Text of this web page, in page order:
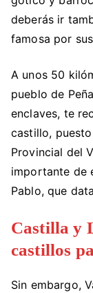
deberás ir
famosa por
A unos 50
pueblo de
enclaves, te
castillo,
Provincial del
importante de
Pablo, que
Castilla y
castillos
Sin embargo,